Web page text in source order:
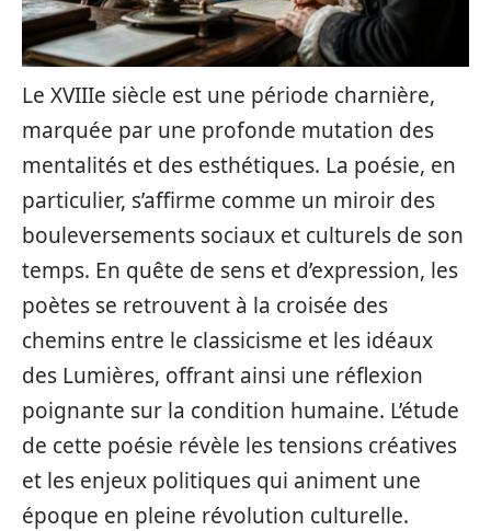
Le XVIIIe siècle est une période charnière,
marquée par une profonde mutation des
mentalités et des esthétiques. La poésie, en
particulier, s’affirme comme un miroir des
bouleversements sociaux et culturels de son
temps. En quête de sens et d’expression, les
poètes se retrouvent à la croisée des
chemins entre le classicisme et les idéaux
des Lumières, offrant ainsi une réflexion
poignante sur la condition humaine. L’étude
de cette poésie révèle les tensions créatives
et les enjeux politiques qui animent une
époque en pleine révolution culturelle.